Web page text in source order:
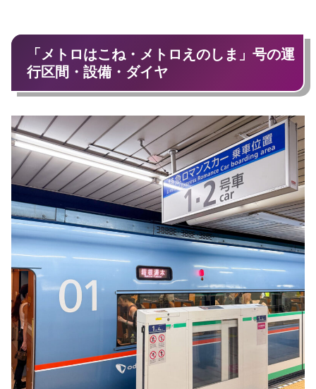
「メトロはこね・メトロえのしま」号の運
行区間・設備・ダイヤ